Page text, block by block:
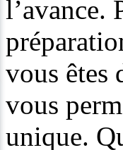
l’avance.
vous êtes
vous
unique.